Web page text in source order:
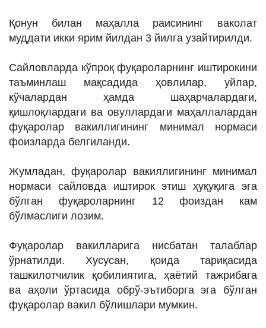
Қонун билан маҳалла раисининг ваколат
муддати икки ярим йилдан 3 йилга узайтирилди.
Сайловларда кўпроқ фуқароларнинг иштирокини
таъминлаш мақсадида ҳовлилар, уйлар,
кўчалардан ҳамда шаҳарчалардаги,
қишлоқлардаги ва овуллардаги маҳаллалардан
фуқаролар вакиллигининг минимал нормаси
фоизларда белгиланди.
Жумладан, фуқаролар вакиллигининг минимал
нормаси сайловда иштирок этиш ҳуқуқига эга
бўлган фуқароларнинг 12 фоиздан кам
бўлмаслиги лозим.
Фуқаролар вакилларига нисбатан талаблар
ўрнатилди. Хусусан, қоида тариқасида
ташкилотчилик қобилиятига, ҳаётий тажрибага
ва аҳоли ўртасида обрў-эътиборга эга бўлган
фуқаролар вакил бўлишлари мумкин.